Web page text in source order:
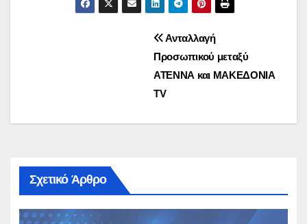
Ανταλλαγή
Προσωπικού μεταξύ
ΑΤΕΝΝΑ και ΜΑΚΕΔΟΝΙΑ
TV
Σχετικό Άρθρο